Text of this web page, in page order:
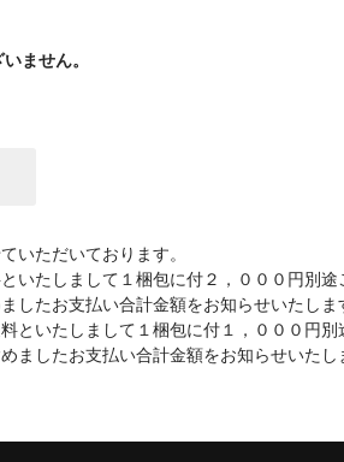
ません。
いただいております。
たしまして１梱包に付２，０００円別
たお支払い合計金額をお知らせいたしま
いたしまして１梱包に付１，０００円別
したお支払い合計金額をお知らせいたし